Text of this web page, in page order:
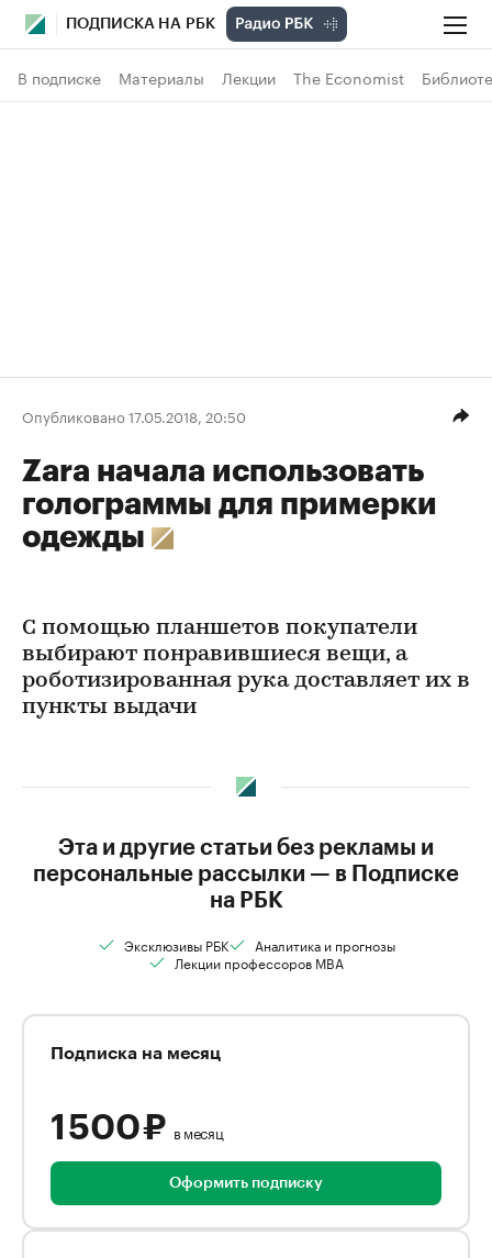
ПОДПИСКА НА РБК
В подписке Материалы Лекции The Economist
Опубликовано 17.05.2018, 20:50
Zara начала использовать
голограммы для примерки
одежды
С помощью планшетов покупатели
выбирают понравившиеся вещи, а
роботизированная рука доставляет их в
пункты выдачи
Эта и другие статьи без рекламы и
персональные рассылки — в Подписке
на РБК
Эксклюзивы РБК
Аналитика и прогнозы
Лекции профессоров MBA
Подписка на месяц
1 500 ₽ в месяц
Оформить подписку